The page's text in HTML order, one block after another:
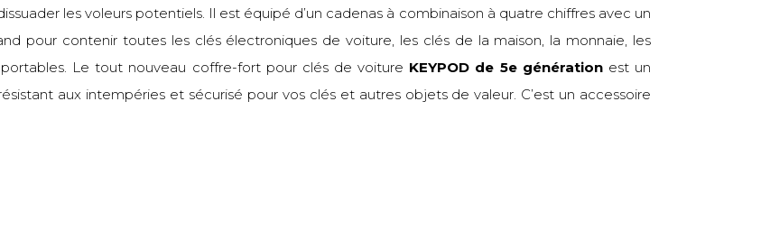
les voleurs potentiels. Il est équipé d’un cadenas à combinaison à quatre chiffres avec un
pour contenir toutes les clés électroniques de voiture, les clés de la maison, la monnaie, les
Le tout nouveau coffre-fort pour clés de voiture KEYPOD de 5e générationest un
aux intempéries et sécurisé pour vos clés et autres objets de valeur. C’est un accessoire